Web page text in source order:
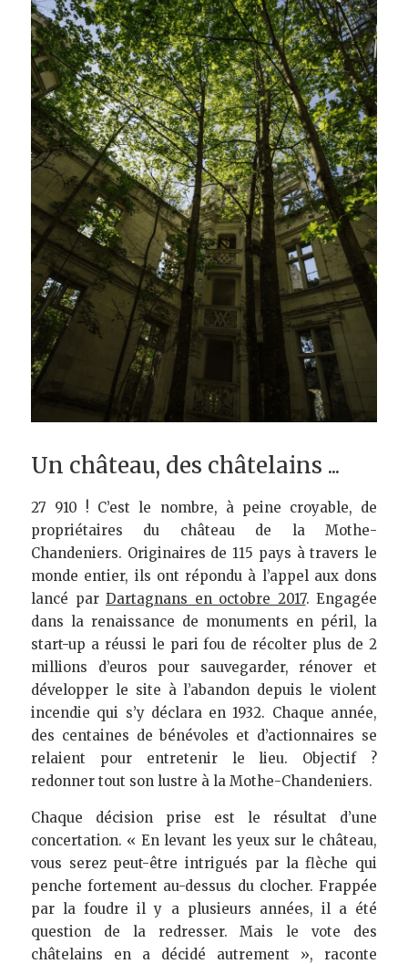
Un château, des châtelains ...
27 910 ! C’est le nombre, à peine croyable, de
propriétaires du château de la Mothe-
Chandeniers. Originaires de 115 pays à travers le
monde entier, ils ont répondu à l’appel aux dons
lancé par Dartagnans en octobre 2017. Engagée
dans la renaissance de monuments en péril, la
start-up a réussi le pari fou de récolter plus de 2
millions d’euros pour sauvegarder, rénover et
développer le site à l’abandon depuis le violent
incendie qui s’y déclara en 1932. Chaque année,
des centaines de bénévoles et d’actionnaires se
relaient pour entretenir le lieu. Objectif ?
redonner tout son lustre à la Mothe-Chandeniers.
Chaque décision prise est le résultat d’une
concertation. « En levant les yeux sur le château,
vous serez peut-être intrigués par la flèche qui
penche fortement au-dessus du clocher. Frappée
par la foudre il y a plusieurs années, il a été
question de la redresser. Mais le vote des
châtelains en a décidé autrement », raconte